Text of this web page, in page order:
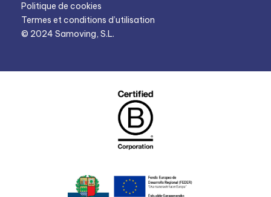
Politique de cookies
Termes et conditions d’utilisation
© 2024 Samoving, S.L.